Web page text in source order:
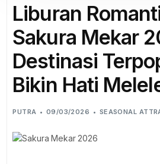
Liburan
Sakura Mekar
Destinasi
Bikin Hati
PUTRA 09/03/2026 SEASONAL